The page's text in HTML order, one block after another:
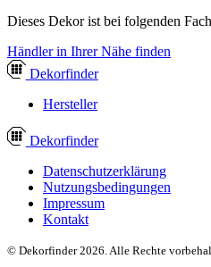
Dieses Dekor ist bei folgenden
Händler in Ihrer Nähe finden
Dekorfinder
Hersteller
Dekorfinder
Datenschutzerklärung
Nutzungsbedingungen
Impressum
Kontakt
© Dekorfinder 2026. Alle Rechte